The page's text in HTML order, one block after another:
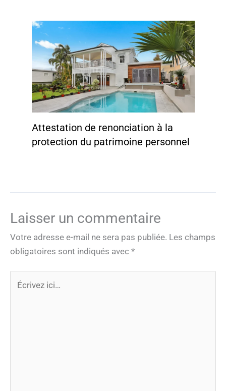
Attestation de renonciation à la
protection du patrimoine personnel
Laisser un commentaire
Votre adresse e-mail ne sera pas publiée. Les champs
obligatoires sont indiqués avec *